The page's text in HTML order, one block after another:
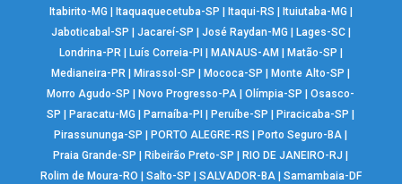
Itabirito-MG
Itaquaquecetuba-SP Itaqui-RS Ituiutaba-MG
Jaboticabal-SP
Jacareí-SP José Raydan-MG Lages-SC|
Londrina-PR| Luís Correia-PI MANAUS-AM Matão-SP
Medianeira-PR
Mirassol-SP Mococa-SP Monte Alto-SP
Morro Agudo-SP
Novo Progresso-PA |Olímpia-SP |Osasco-
SP
Paracatu-MG Parnaíba-PI Peruíbe-SP Piracicaba-SP
Pirassununga-SP
PORTO ALEGRE-RS Porto Seguro-BA
Praia Grande-SP
Ribeirão Preto-SP RIO DE JANEIRO-RJ
Rolim de Moura-RO
Salto-SP SALVADOR-BA| Samambaia-DF